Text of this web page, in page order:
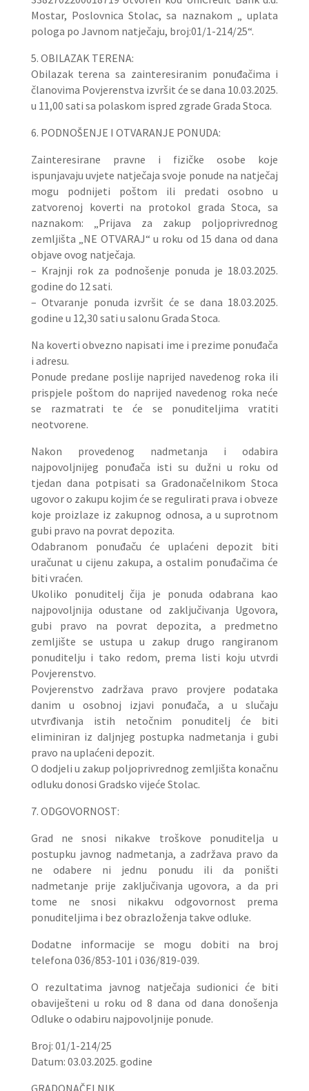
Mostar, Poslovnica Stolac, sa naznakom „ uplata
pologa po Javnom natječaju, broj:01/1-214/25“.
5. OBILAZAK TERENA:
Obilazak terena sa zainteresiranim ponuđačima i
članovima Povjerenstva izvršit će se dana 10.03.2025.
u 11,00 sati sa polaskom ispred zgrade Grada Stoca.
6. PODNOŠENJE I OTVARANJE PONUDA:
Zainteresirane pravne i fizičke osobe koje
ispunjavaju uvjete natječaja svoje ponude na natječaj
mogu podnijeti poštom ili predati osobno u
zatvorenoj koverti na protokol grada Stoca, sa
naznakom: „Prijava za zakup poljoprivrednog
zemljišta „NE OTVARAJ“ u roku od 15 dana od dana
objave ovog natječaja.
– Krajnji rok za podnošenje ponuda je 18.03.2025.
godine do 12 sati.
– Otvaranje ponuda izvršit će se dana 18.03.2025.
godine u 12,30 sati u salonu Grada Stoca.
Na koverti obvezno napisati ime i prezime ponuđača
i adresu.
Ponude predane poslije naprijed navedenog roka ili
prispjele poštom do naprijed navedenog roka neće
se razmatrati te će se ponuditeljima vratiti
neotvorene.
Nakon provedenog nadmetanja i odabira
najpovoljnijeg ponuđača isti su dužni u roku od
tjedan dana potpisati sa Gradonačelnikom Stoca
ugovor o zakupu kojim će se regulirati prava i obveze
koje proizlaze iz zakupnog odnosa, a u suprotnom
gubi pravo na povrat depozita.
Odabranom ponuđaču će uplaćeni depozit biti
uračunat u cijenu zakupa, a ostalim ponuđačima će
biti vraćen.
Ukoliko ponuditelj čija je ponuda odabrana kao
najpovoljnija odustane od zaključivanja Ugovora,
gubi pravo na povrat depozita, a predmetno
zemljište se ustupa u zakup drugo rangiranom
ponuditelju i tako redom, prema listi koju utvrdi
Povjerenstvo.
Povjerenstvo zadržava pravo provjere podataka
danim u osobnoj izjavi ponuđača, a u slučaju
utvrđivanja istih netočnim ponuditelj će biti
eliminiran iz daljnjeg postupka nadmetanja i gubi
pravo na uplaćeni depozit.
O dodjeli u zakup poljoprivrednog zemljišta konačnu
odluku donosi Gradsko vijeće Stolac.
7. ODGOVORNOST:
Grad ne snosi nikakve troškove ponuditelja u
postupku javnog nadmetanja, a zadržava pravo da
ne odabere ni jednu ponudu ili da poništi
nadmetanje prije zaključivanja ugovora, a da pri
tome ne snosi nikakvu odgovornost prema
ponuditeljima i bez obrazloženja takve odluke.
Dodatne informacije se mogu dobiti na broj
telefona 036/853-101 i 036/819-039.
O rezultatima javnog natječaja sudionici će biti
obaviješteni u roku od 8 dana od dana donošenja
Odluke o odabiru najpovoljnije ponude.
Broj: 01/1-214/25
Datum: 03.03.2025. godine